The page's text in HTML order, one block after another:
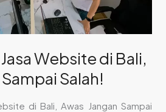
Website di Bali,
Salah!
di Bali, Awas Jangan Sampai